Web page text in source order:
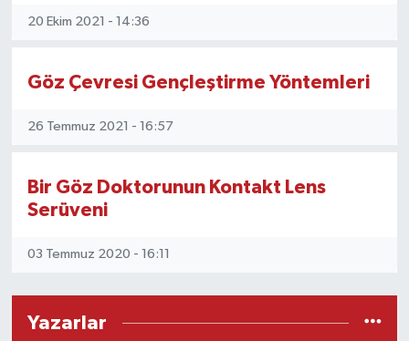
20 Ekim 2021 - 14:36
Göz Çevresi Gençleştirme Yöntemleri
26 Temmuz 2021 - 16:57
Bir Göz Doktorunun Kontakt Lens
Serüveni
03 Temmuz 2020 - 16:11
Yazarlar